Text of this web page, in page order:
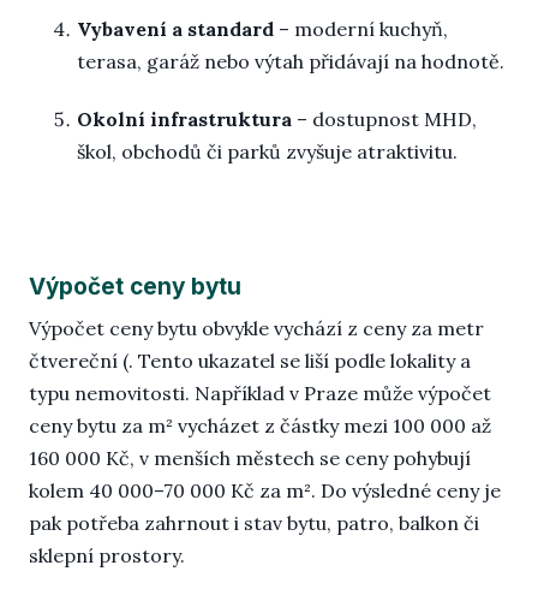
Vybavení a standard – moderní kuchyň,
terasa, garáž nebo výtah přidávají na hodnotě.
Okolní infrastruktura – dostupnost MHD,
škol, obchodů či parků zvyšuje atraktivitu.
Výpočet ceny bytu
Výpočet ceny bytu obvykle vychází z ceny za metr
čtvereční (. Tento ukazatel se liší podle lokality a
typu nemovitosti. Například v Praze může výpočet
ceny bytu za m² vycházet z částky mezi 100 000 až
160 000 Kč, v menších městech se ceny pohybují
kolem 40 000–70 000 Kč za m². Do výsledné ceny je
pak potřeba zahrnout i stav bytu, patro, balkon či
sklepní prostory.